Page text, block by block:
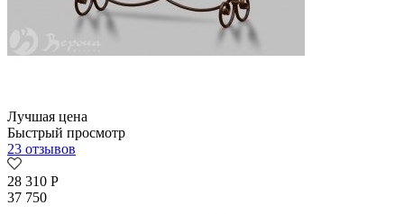
Лучшая цена
Быстрый просмотр
23 отзывов
28 310 Р
37 750